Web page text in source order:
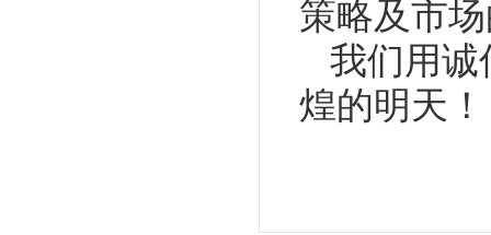
策略及市
我们用诚
煌的明天！